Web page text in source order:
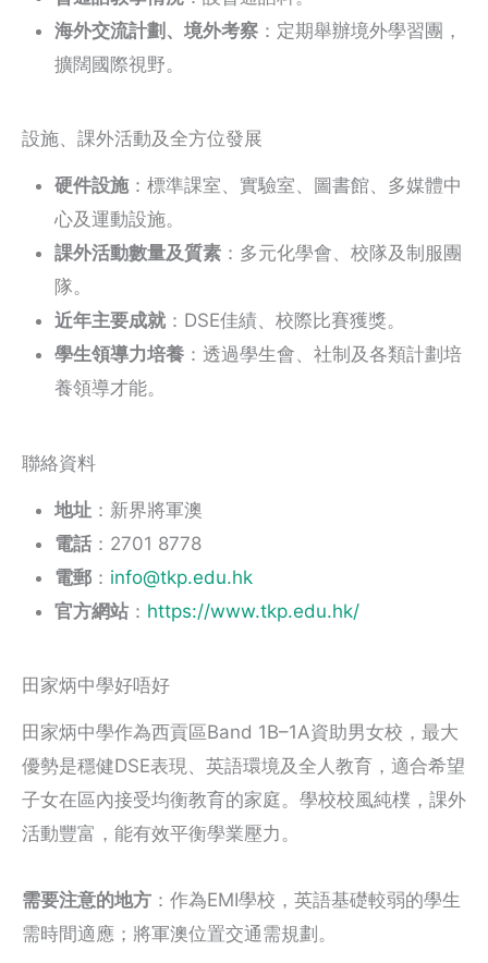
海外交流計劃、境外考察 ：定期舉辦境外學習團，
擴闊國際視野。
設施、課外活動及全方位發展
硬件設施：標準課室、實驗室、圖書館、多媒體中
心及運動設施。
課外活動數量及質素 ：多元化學會、校隊及制服團
隊。
近年主要成就 ：DSE佳績、校際比賽獲獎。
學生領導力培養 ：透過學生會、社制及各類計劃培
養領導才能。
聯絡資料
地址 ：新界將軍澳
電話 ：2701 8778
電郵 ： info@tkp.edu.hk
官方網站 ： https://www.tkp.edu.hk/
田家炳中學好唔好
田家炳中學作為西貢區Band 1B–1A資助男女校，最大
優勢是穩健DSE表現、英語環境及全人教育，適合希望
子女在區內接受均衡教育的家庭。學校校風純樸，課外
活動豐富，能有效平衡學業壓力。
需要注意的地方 ：作為EMI學校，英語基礎較弱的學生
需時間適應；將軍澳位置交通需規劃。